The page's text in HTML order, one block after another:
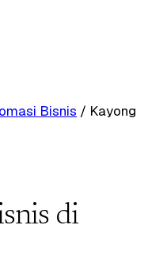
Bisnis / Kayong
di